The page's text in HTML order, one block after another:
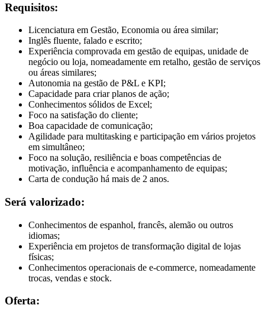
Requisitos:
Licenciatura em Gestão, Economia ou área similar;
Inglês fluente, falado e escrito;
Experiência comprovada em gestão de equipas, unidade de
negócio ou loja, nomeadamente em retalho, gestão de serviços
ou áreas similares;
Autonomia na gestão de P&L e KPI;
Capacidade para criar planos de ação;
Conhecimentos sólidos de Excel;
Foco na satisfação do cliente;
Boa capacidade de comunicação;
Agilidade para multitasking e participação em vários projetos
em simultâneo;
Foco na solução, resiliência e boas competências de
motivação, influência e acompanhamento de equipas;
Carta de condução há mais de 2 anos.
Será valorizado:
Conhecimentos de espanhol, francês, alemão ou outros
idiomas;
Experiência em projetos de transformação digital de lojas
físicas;
Conhecimentos operacionais de e-commerce, nomeadamente
trocas, vendas e stock.
Oferta: